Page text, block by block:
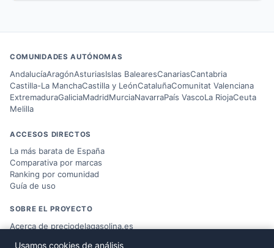
COMUNIDADES AUTÓNOMAS
AndalucíaAragónAsturiasIslas BalearesCanariasCantabria
Castilla-La ManchaCastilla y LeónCataluñaComunitat Valenciana
ExtremaduraGaliciaMadridMurciaNavarraPaís VascoLa RiojaCeuta
Melilla
ACCESOS DIRECTOS
La más barata de España
Comparativa por marcas
Ranking por comunidad
Guía de uso
SOBRE EL PROYECTO
Acerca de preciodelagasolina.es
Usamos cookies de análisis